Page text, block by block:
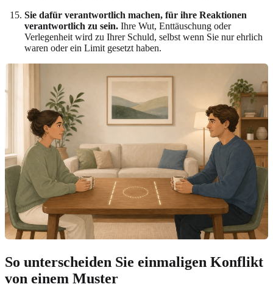
Sie dafür verantwortlich machen, für ihre Reaktionen
verantwortlich zu sein. Ihre Wut, Enttäuschung oder
Verlegenheit wird zu Ihrer Schuld, selbst wenn Sie nur ehrlich
waren oder ein Limit gesetzt haben.
So unterscheiden Sie einmaligen Konflikt
von einem Muster